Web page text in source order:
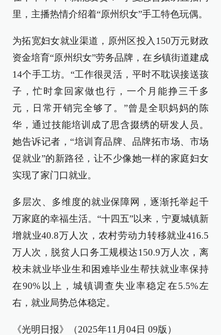
里，主播热情介绍着“原州织女”手工特色玩偶。
为拓宽妇女就业渠道，原州区投入150万元财政
资金培育“原州织女”劳务品牌，在乡镇街道建成
14个手工坊。“工作很灵活，平时不耽误接送孩
子，忙时拿回家做也行，一个月能挣三千多
元，日常开销完全够了。”曾是全职妈妈的陈
华，通过技能培训成了思含掇绣的研发人员。
她告诉记者，“培训育品牌、品牌拓市场、市场
促就业”的新路径，让不少像她一样的家庭妇女
实现了家门口就业。
多层次、多维度的就业保障网，逐渐托举起千
万家庭的幸福生活。“十四五”以来，宁夏城镇新
增就业40.8万人次，农村劳动力转移就业416.5
万人次，脱贫人口务工规模达150.9万人次，离
校未就业毕业生和困难毕业生帮扶就业率保持
在90%以上，城镇调查失业率稳定在5.5%左
右，就业局势总体稳定。
《光明日报》（2025年11月04日 09版）